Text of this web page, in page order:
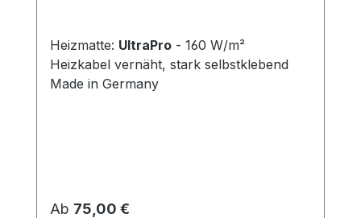
Heizmatte: UltraPro - 160 W/m²
Heizkabel vernäht, stark selbstklebend
Made in Germany
Regulärer Preis:
Ab 75,00 €